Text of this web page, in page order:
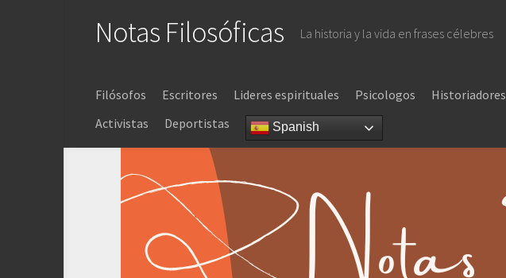
Notas Filosóficas La historia y la vida en frases célebres
Filósofos Escritores Lideres espirituales Psicologos Historiadores
Activistas
Deportistas Spanish